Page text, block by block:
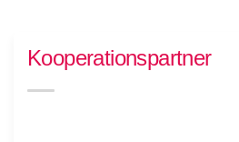
Kooperationspartner